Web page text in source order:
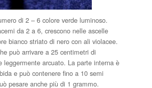
di 2 – 6 colore verde luminoso.
da 2 a 6, crescono nelle ascelle
bianco striato di nero con ali violacee.
può arrivare a 25 centimetri di
leggermente arcuato. La parte interna è
e può contenere fino a 10 semi
pesare anche più di 1 grammo.